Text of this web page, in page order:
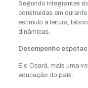
Segundo integrantes
construídas em
estímulo à leitura,
dinâmicas.
Desempenho
E o Ceará, mais uma
educação do país.